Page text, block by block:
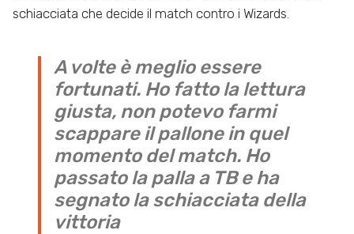
schiacciata che decide il match contro i Wizards.
A volte è meglio essere
fortunati. Ho fatto la lettura
giusta, non potevo farmi
scappare il pallone in quel
momento del match. Ho
passato la palla a TB e ha
segnato la schiacciata della
vittoria